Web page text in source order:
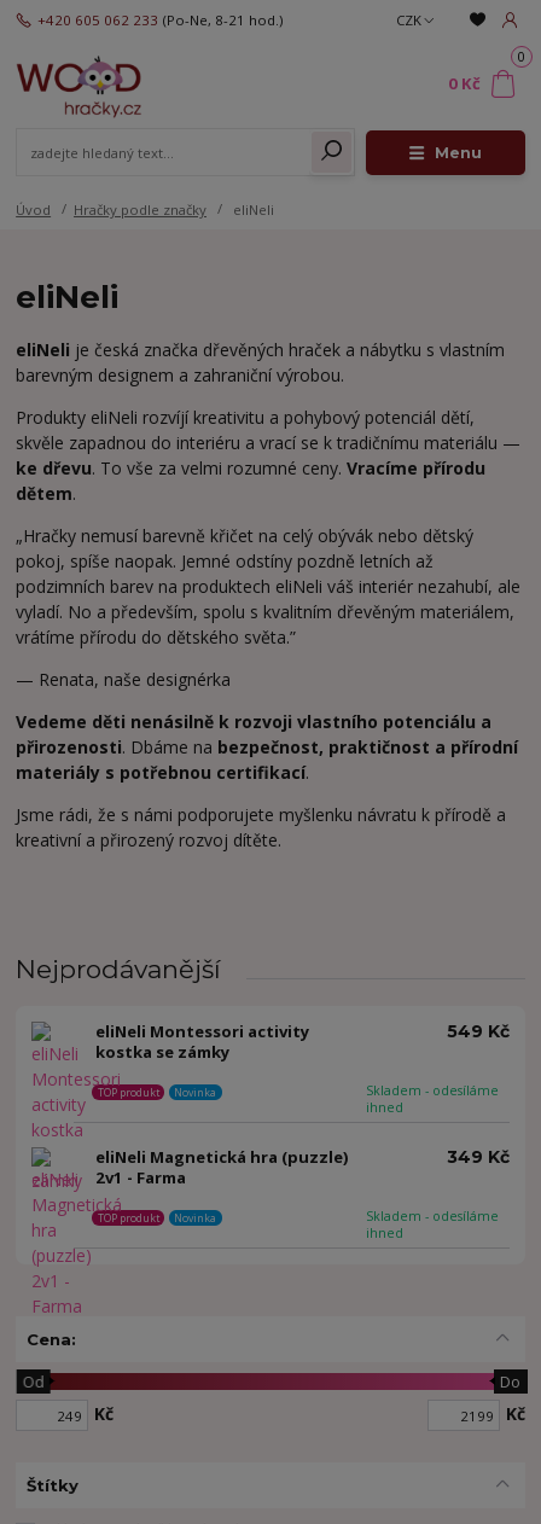
Menu
CZK
+420 605 062 233 (Po-Ne, 8-21 hod.)
0
0 Kč
Úvod Hračky podle značky eliNeli
eliNeli
eliNeli je česká značka dřevěných hraček a nábytku s vlastním
barevným designem a zahraniční výrobou.
Produkty eliNeli rozvíjí kreativitu a pohybový potenciál dětí,
skvěle zapadnou do interiéru a vrací se k tradičnímu materiálu —
ke dřevu. To vše za velmi rozumné ceny.Vracíme přírodu
dětem.
„Hračky nemusí barevně křičet na celý obývák nebo dětský
pokoj, spíše naopak. Jemné odstíny pozdně letních až
podzimních barev na produktech eliNeli váš interiér nezahubí, ale
vyladí. No a především, spolu s kvalitním dřevěným materiálem,
vrátíme přírodu do dětského světa.”
— Renata, naše designérka
Vedeme děti nenásilně k rozvoji vlastního potenciálu a
přirozenosti. Dbáme na bezpečnost, praktičnost a přírodní
materiály s potřebnou certifikací.
Jsme rádi, že s námi podporujete myšlenku návratu k přírodě a
kreativní a přirozený rozvoj dítěte.
Nejprodávanější
eliNeli Montessori activity
kostka se zámky
Skladem - odesíláme
ihned
TOP produkt Novinka
549 Kč
eliNeli Magnetická hra (puzzle)
2v1 - Farma
Skladem - odesíláme
ihned
TOP produkt Novinka
349 Kč
Cena:
Kč
Od Do
Kč
Štítky